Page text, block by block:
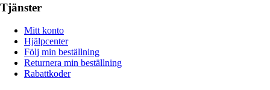
Tjänster
Mitt konto
Hjälpcenter
Följ min beställning
Returnera min beställning
Rabattkoder